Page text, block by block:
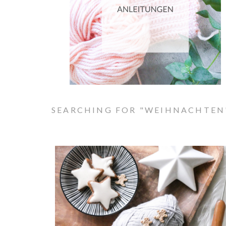
SEARCHING FOR